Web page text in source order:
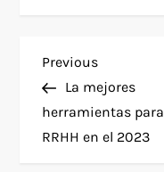
P
o
s
Previous
Post
Previous
La mejores
herramientas para
RRHH en el 2023